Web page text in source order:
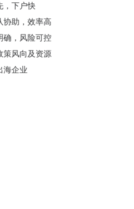
，下户快
协助，效率高
确，风险可控
策风向及资源
海企业